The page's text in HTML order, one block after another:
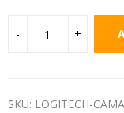
SKU: LOGITECH-